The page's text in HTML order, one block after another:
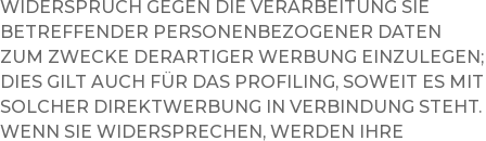
WIDERSPRUCH GEGEN DIE VERARBEITUNG SIE
BETREFFENDER PERSONENBEZOGENER DATEN
ZUM ZWECKE DERARTIGER WERBUNG EINZULEGEN;
DIES GILT AUCH FÜR DAS PROFILING, SOWEIT ES MIT
SOLCHER DIREKTWERBUNG IN VERBINDUNG STEHT.
WENN SIE WIDERSPRECHEN, WERDEN IHRE